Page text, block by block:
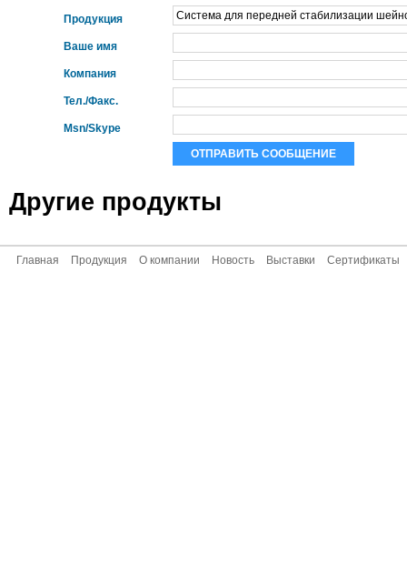
Продукция
Ваше имя
Компания
Тел./Факс.
Msn/Skype
Другие продукты
Главная Продукция О компании Новость Выставки Сертификаты